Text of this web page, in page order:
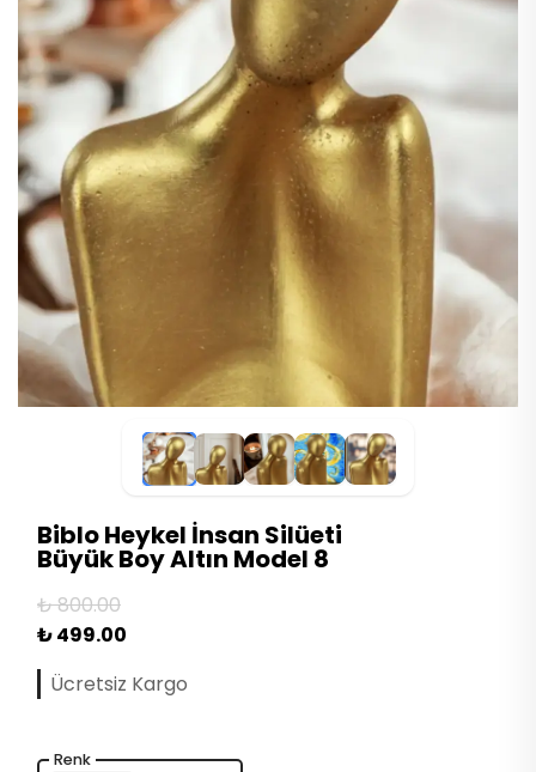
Biblo Heykel İnsan Silüeti
Büyük Boy Altın Model 8
₺ 800.00
₺ 499.00
Ücretsiz Kargo
Renk